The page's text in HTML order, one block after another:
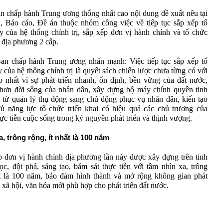
chấp hành Trung ương thống nhất cao nội dung đề xuất nêu tại
Báo cáo, Đề án thuộc nhóm công việc về tiếp tục sắp xếp tổ
của hệ thống chính trị, sắp xếp đơn vị hành chính và tổ chức
phương 2 cấp.
chấp hành Trung ương nhấn mạnh: Việc tiếp tục sắp xếp tổ
của hệ thống chính trị là quyết sách chiến lược chưa từng có với
nhất vì sự phát triển nhanh, ổn định, bền vững của đất nước,
đời sống của nhân dân, xây dựng bộ máy chính quyền tinh
từ quản lý thụ động sang chủ động phục vụ nhân dân, kiến tạo
năng lực tổ chức triển khai có hiệu quả các chủ trương của
tiễn cuộc sống trong kỷ nguyên phát triển và thịnh vượng.
trông rộng, ít nhất là 100 năm
đơn vị hành chính địa phương lần này được xây dựng trên tinh
đột phá, sáng tạo, bám sát thực tiễn với tầm nhìn xa, trông
là 100 năm, bảo đảm hình thành và mở rộng không gian phát
hội, văn hóa mới phù hợp cho phát triển đất nước.